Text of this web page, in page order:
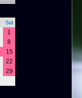
Sat
1
8
15
22
29